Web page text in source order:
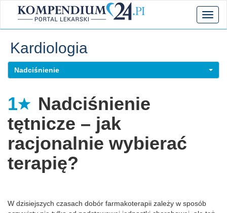
Kardiologia
Nadciśnienie
1
Nadciśnienie
tętnicze – jak
racjonalnie wybierać
terapię?
W dzisiejszych czasach dobór farmakoterapii zależy w sposób